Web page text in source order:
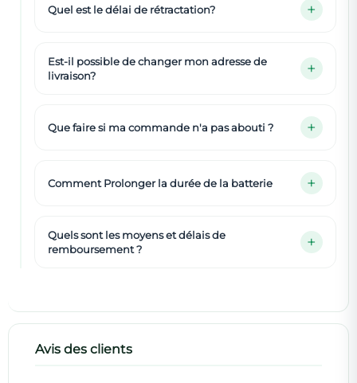
Quel est le délai de rétractation?
Est-il possible de changer mon adresse de
livraison?
Que faire si ma commande n'a pas abouti ?
Comment Prolonger la durée de la batterie
Quels sont les moyens et délais de
remboursement ?
Avis des clients